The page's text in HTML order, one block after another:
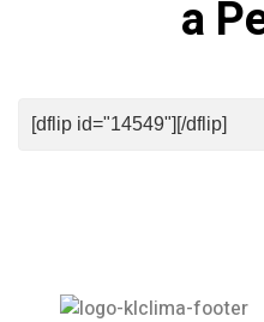
a
[dflip id="14549"][/dflip]